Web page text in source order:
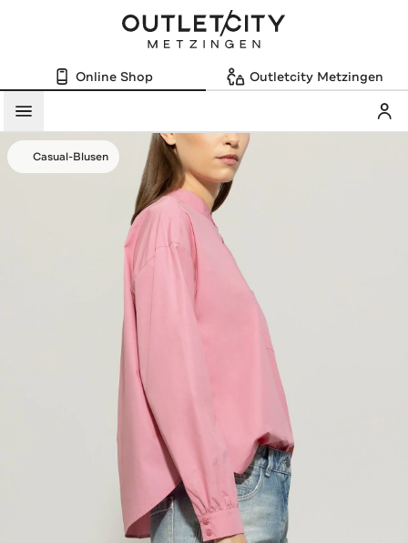
Online Shop Outletcity Metzingen
Menü
Casual-Blusen